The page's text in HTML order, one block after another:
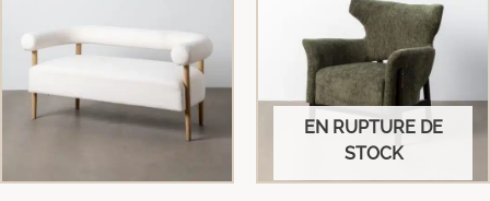
EN RUPTURE DE
STOCK